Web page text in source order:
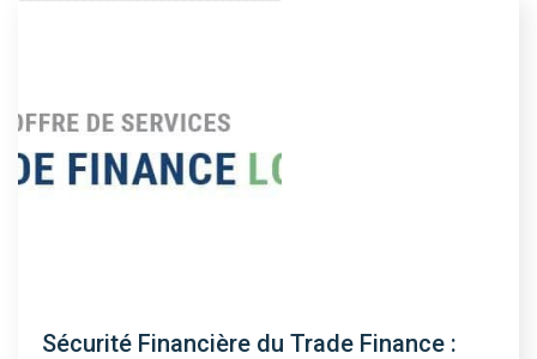
Sécurité Financière du Trade Finance :